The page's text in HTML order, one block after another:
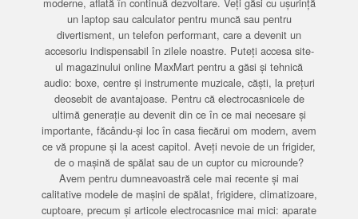
un laptop sau calculator pentru muncă sau pentru
divertisment, un telefon performant, care a devenit un
accesoriu indispensabil în zilele noastre. Puteți accesa site-
ul magazinului online MaxMart pentru a găsi și tehnică
audio: boxe, centre și instrumente muzicale, căști, la prețuri
deosebit de avantajoase. Pentru că electrocasnicele de
ultimă generație au devenit din ce în ce mai necesare și
importante, făcându-și loc în casa fiecărui om modern, avem
ce vă propune și la acest capitol. Aveți nevoie de un frigider,
de o mașină de spălat sau de un cuptor cu microunde?
Avem pentru dumneavoastră cele mai recente și mai
calitative modele de mașini de spălat, frigidere, climatizoare,
cuptoare, precum și articole electrocasnice mai mici: aparate